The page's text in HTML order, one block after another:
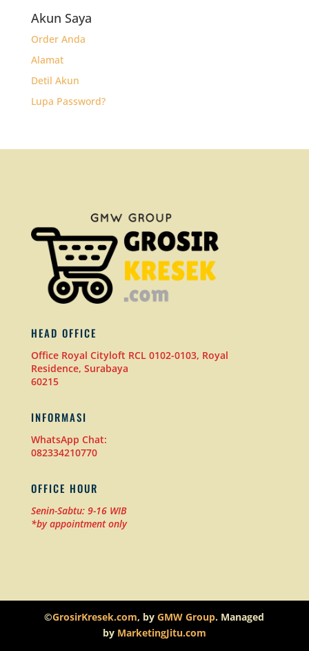
Akun Saya
Order Anda
Alamat
Detil Akun
Lupa Password?
HEAD OFFICE
Office Royal Cityloft RCL 0102-0103, Royal
Residence, Surabaya
60215
INFORMASI
WhatsApp Chat:
082334210770
OFFICE HOUR
Senin-Sabtu: 9-16 WIB
*by appointment only
©GrosirKresek.com, byGMW Group. Managed
by MarketingJitu.com